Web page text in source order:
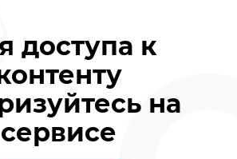
доступа к
на
сервисе